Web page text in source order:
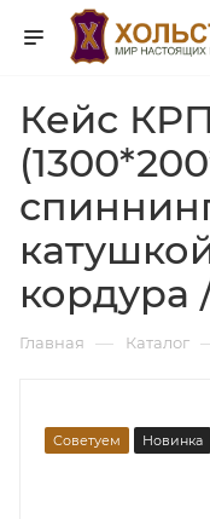
Кейс
кордура
Главная — Каталог
Советуем Новинка